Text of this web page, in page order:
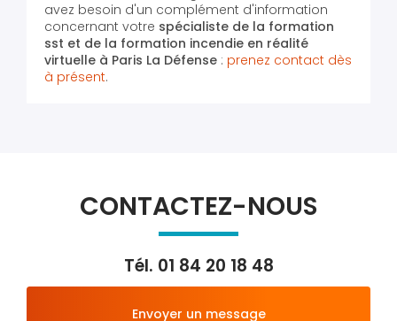
avez besoin d'un complément d'information
concernant votre spécialiste de la formation
sst et de la formation incendie en réalité
virtuelle à Paris La Défense : prenez contact dès
à présent.
CONTACTEZ-NOUS
Tél. 01 84 20 18 48
Envoyer un message